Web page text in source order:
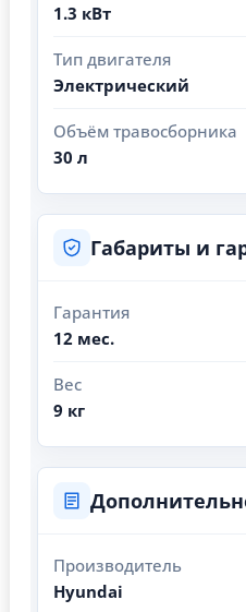
1.3 кВт
Тип двигателя
Электрический
Объём травосборника
30 л
Габариты и
Гарантия
12 мес.
Вес
9 кг
Производитель
Hyundai